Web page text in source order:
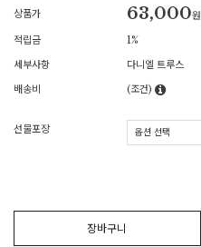
상품가 63,000원
적립금
1%
세부사항
다니엘 트루스
배송비
(조건)
선물포장
장바구니